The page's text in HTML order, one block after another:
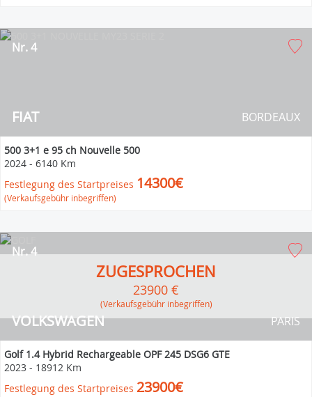
FIAT
Nr. 4
BORDEAUX
500 3+1 e 95 ch Nouvelle 500
2024 - 6140 Km
Festlegung des Startpreises 14300€
(Verkaufsgebühr inbegriffen)
VOLKSWAGEN
Nr. 4
PARIS
ZUGESPROCHEN
23900 €
(Verkaufsgebühr inbegriffen)
Golf 1.4 Hybrid Rechargeable OPF 245 DSG6 GTE
2023 - 18912 Km
Festlegung des Startpreises 23900€